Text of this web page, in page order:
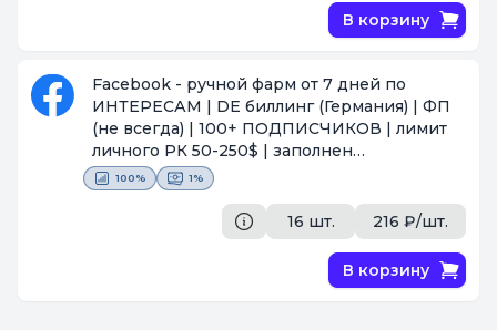
В корзину
Facebook - ручной фарм от 7 дней по
ИНТЕРЕСАМ | DE биллинг (Германия) | ФП
(не всегда) | 100+ ПОДПИСЧИКОВ | лимит
личного РК 50-250$ | заполнен
профиль(ава+ФП+посты) | под-н по почте |
2FA | ПРОЙДЕН ЧЕКПОИНТ СЕЛФИ |
отлежка 1 неделя+ | ВОЗМОЖЕН ОПТ
[Поставщик #367]
100% 1%
16 шт. 216 ₽/шт.
В корзину